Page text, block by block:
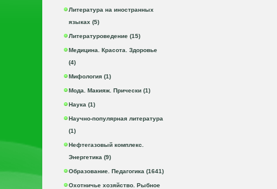
Литература на иностранных
языках (5)
Литературоведение (15)
Медицина. Красота. Здоровье
(4)
Мифология (1)
Мода. Макияж. Прически (1)
Наука (1)
Научно-популярная литература
(1)
Нефтегазовый комплекс.
Энергетика (9)
Образование. Педагогика (1641)
Охотничье хозяйство. Рыбное